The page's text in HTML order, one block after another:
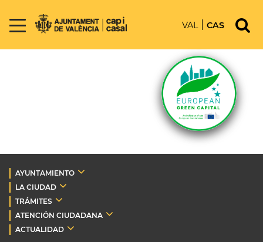
VAL CAS
AYUNTAMIENTO
LA CIUDAD
TRÁMITES
ATENCIÓN CIUDADANA
ACTUALIDAD